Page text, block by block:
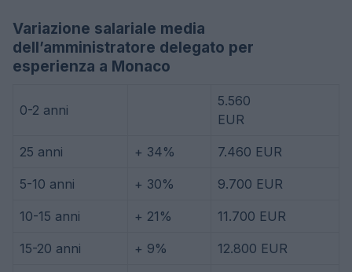
Variazione salariale media
dell’amministratore delegato per
esperienza a Monaco
0-2 anni
5.560
EUR
25 anni + 34% 7.460 EUR
5-10 anni + 30% 9.700 EUR
10-15 anni + 21% 11.700 EUR
15-20 anni + 9% 12.800 EUR